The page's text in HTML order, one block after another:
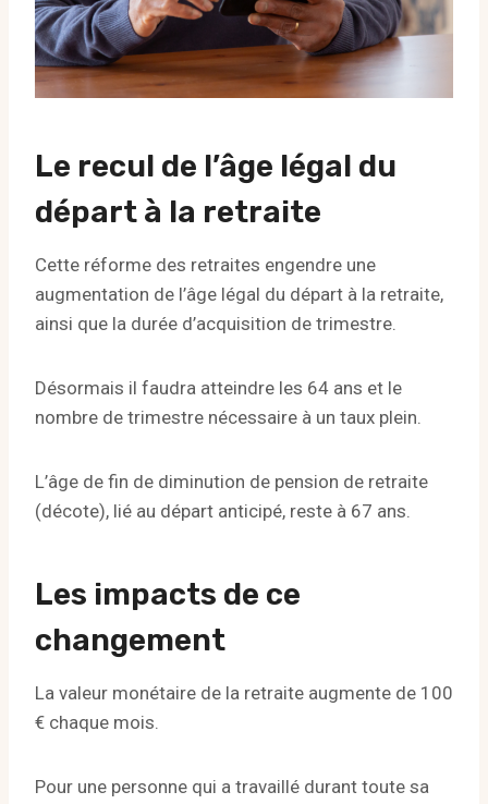
Le recul de l’âge légal du
départ à la retraite
Cette réforme des retraites engendre une
augmentation de l’âge légal du départ à la retraite,
ainsi que la durée d’acquisition de trimestre.
Désormais il faudra atteindre les 64 ans et le
nombre de trimestre nécessaire à un taux plein.
L’âge de fin de diminution de pension de retraite
(décote), lié au départ anticipé, reste à 67 ans.
Les impacts de ce
changement
La valeur monétaire de la retraite augmente de 100
€ chaque mois.
Pour une personne qui a travaillé durant toute sa